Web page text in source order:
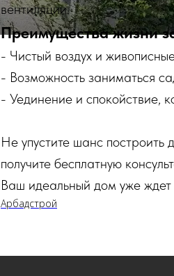
вентиляции.
Преимущества жизни
- Чистый воздух и
- Возможность заниматься
- Уединение и спокойствие,
Не упустите шанс построить
получите бесплатную
Ваш идеальный дом уже ждет
Арбадстрой